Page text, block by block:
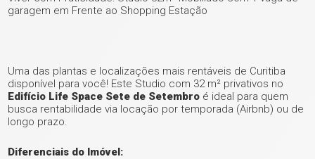
garagem em Frente ao Shopping Estação
Uma das plantas e localizações mais rentáveis de Curitiba
disponível para você! Este Studio com 32 m² privativos no
Edifício Life Space Sete de Setembro é ideal para quem
busca rentabilidade via locação por temporada (Airbnb) ou de
longo prazo.
Diferenciais do Imóvel: